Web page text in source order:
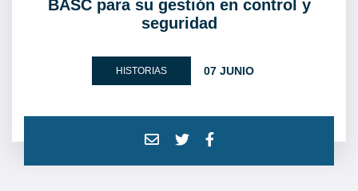
BASC para su gestión en control y
seguridad
HISTORIAS 07 JUNIO